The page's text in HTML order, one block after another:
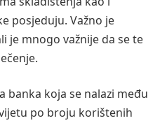
posjeduju. Važno je
je mnogo važnije da se te
banka koja se nalazi među
po broju korištenih